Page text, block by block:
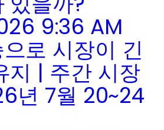
9:36 AM
로 시장이 긴
지 | 주간 시장
년 7월 20~24